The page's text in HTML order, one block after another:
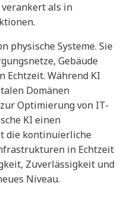
als in
physische Systeme. Sie
Gebäude
Echtzeit. Während KI
Domänen
Optimierung von IT-
KI einen
die kontinuierliche
in Echtzeit
Zuverlässigkeit und
Niveau.